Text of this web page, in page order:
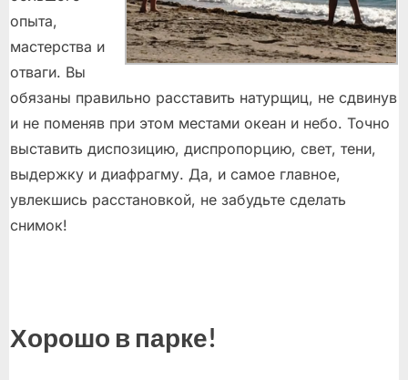
опыта,
мастерства и
отваги. Вы
обязаны правильно расставить натурщиц, не сдвинув
и не поменяв при этом местами океан и небо. Точно
выставить диспозицию, диспропорцию, свет, тени,
выдержку и диафрагму. Да, и самое главное,
увлекшись расстановкой, не забудьте сделать
снимок!
Хорошо в парке!